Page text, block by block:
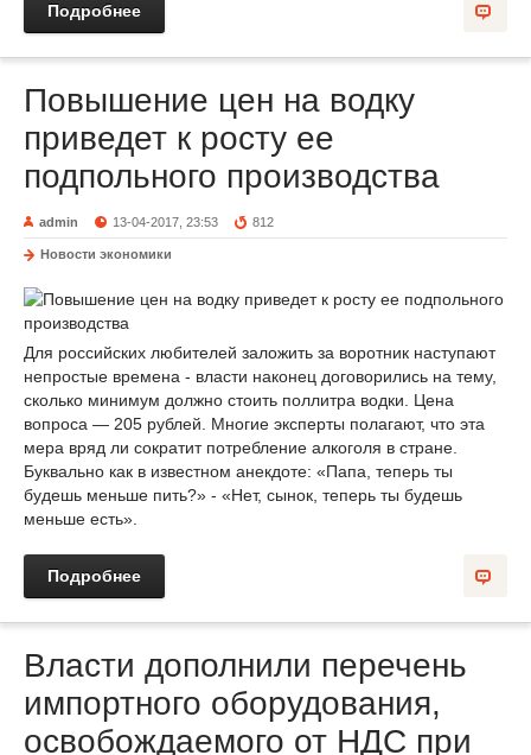
Подробнее
Повышение цен на водку
приведет к росту ее
подпольного производства
admin 13-04-2017, 23:53 812
Новости экономики
Для российских любителей заложить за воротник наступают
непростые времена - власти наконец договорились на тему,
сколько минимум должно стоить поллитра водки. Цена
вопроса — 205 рублей. Многие эксперты полагают, что эта
мера вряд ли сократит потребление алкоголя в стране.
Буквально как в известном анекдоте: «Папа, теперь ты
будешь меньше пить?» - «Нет, сынок, теперь ты будешь
меньше есть».
Подробнее
Власти дополнили перечень
импортного оборудования,
освобождаемого от НДС при